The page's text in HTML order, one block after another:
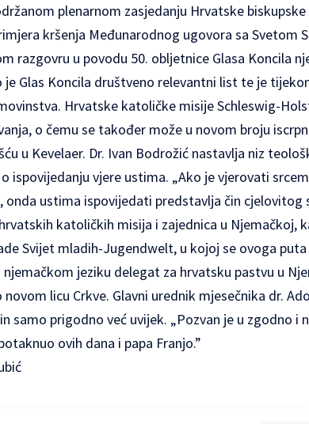
plenarnom zasjedanju Hrvatske
kršenja Međunarodnog ugovora sa Svetom
razgovru u povodu 50. obljetnice Glasa Koncila
je Glas Koncila društveno relevantni list te je
Hrvatske katoličke misije Schleswig-
o čemu se također može u novom broju
u Kevelaer. Dr. Ivan Bodrožić nastavlja niz
ispovijedanju vjere ustima. „Ako je vjerovati
onda ustima ispovijedati predstavlja čin cjelovitog
katoličkih misija i zajednica u Njemačkoj,
Svijet mladih-Jugendwelt, u kojoj se ovoga
jeziku delegat za hrvatsku pastvu u
novom licu Crkve. Glavni urednik mjesečnika dr.
samo prigodno već uvijek. „Pozvan je u zgodno i
ovih dana i papa Franjo.”